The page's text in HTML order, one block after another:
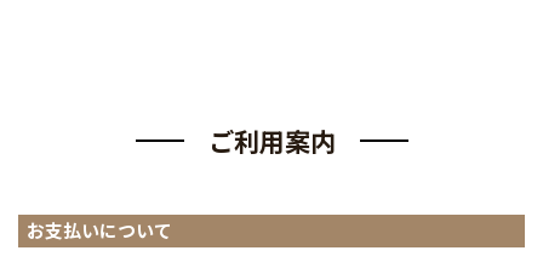
ご利用案内
お支払いについて